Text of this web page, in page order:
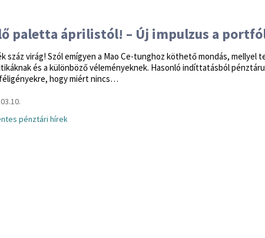
paletta áprilistól! – Új impulzus a
száz virág! Szól emígyen a Mao Ce-tunghoz köthető mondás, mellyel
és a különböző véleményeknek. Hasonló indíttatásból
hogy miért nincs…
pénztári hírek